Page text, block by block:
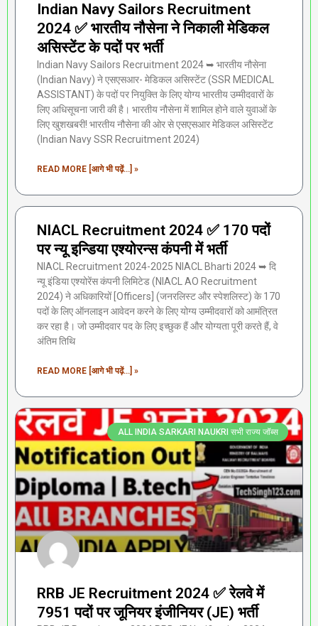
Indian Navy Sailors Recruitment
2024 ✅ भारतीय नौसेना ने निकाली मेडिकल
असिस्टेंट के पदों पर भर्ती
Indian Navy Sailors Recruitment 2024 ➥ भारतीय नौसेना
(Indian Navy) ने एसएसआर- मेडिकल असिस्टेंट (SSR MEDICAL
ASSISTANT) के पदों पर नियुक्ति के लिए योग्य भारतीय उम्मीदवारों के
लिए अधिसूचना जारी की है। भारतीय नौसेना में शामिल होने वाले युवाओं के
लिए खुशखबरी! भारतीय नौसेना की ओर से एसएसआर मेडिकल असिस्टेंट
(Indian Navy SSR Recruitment 2024)
READ MORE [आगे भी पढ़ें...] »
NIACL Recruitment 2024 ✅ 170 पदों
पर न्यू इन्डिया एश्योरन्स कंपनी में भर्ती
NIACL Recruitment 2024-2025 NIACL Bharti 2024 ➥ दि
न्यू इंडिया एश्योरेंस कंपनी लिमिटेड (NIACL AO Recruitment
2024) ने अधिकारियों [Officers] (जनरलिस्ट और स्पेशलिस्ट) के 170
पदों के लिए ऑनलाइन आवेदन करने के लिए योग्य उम्मीदवारों को आमंत्रित
कर रहा है। जो उम्मीदवार पद के लिए इच्छुक हैं और योग्यता पूरी करते हैं, वे
अंतिम तिथि
READ MORE [आगे भी पढ़ें...] »
ALL INDIA SARKARI NAUKRI सभी राज्य जॉब्स
RRB JE Recruitment 2024 ✅ रेलवे में
7951 पदों पर जूनियर इंजीनियर (JE) भर्ती